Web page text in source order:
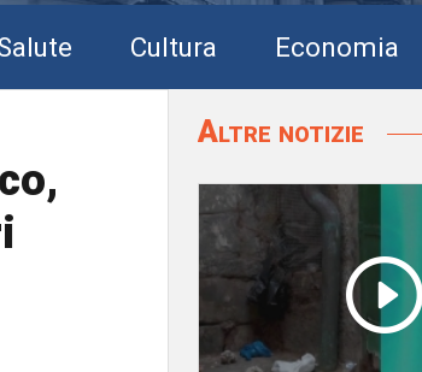
Cultura Economia
Altre notizie